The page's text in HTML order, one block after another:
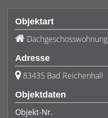
Objektart
Dachgeschosswohnung
Adresse
83435 Bad Reichenhall
Objektdaten
Objekt-Nr.